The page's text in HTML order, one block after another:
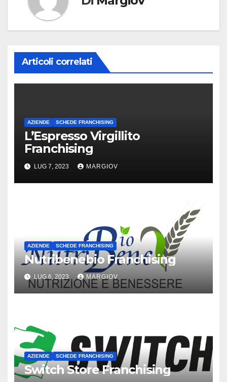
Articoli correlati
AZIENDE SCHEDE FRANCHISING
L’Espresso Virgillito
Franchising
LUG 7, 2023 MARGIOV
AZIENDE SCHEDE FRANCHISING
Nutribenebio Franchising
LUG 6, 2023 MARGIOV
AZIENDE SCHEDE FRANCHISING
Switch Store Franchising